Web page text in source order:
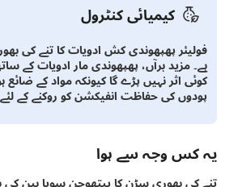
کیمیائی کنٹرول
پھپھوندی کش ادویات کا تنے کی بھوری سڑن
مزید برآں، پھپھوندی مار ادویات کے ساتھ
اثر نہیں پڑے گا کیونکہ مواد کے ضائع ہونے
کی حفاظت انفیکشن کو روکنے کے لئے کافی
وجہ سے ہوا
بھوری سڑن کا پیتھوجن سویا بین کی باقیات